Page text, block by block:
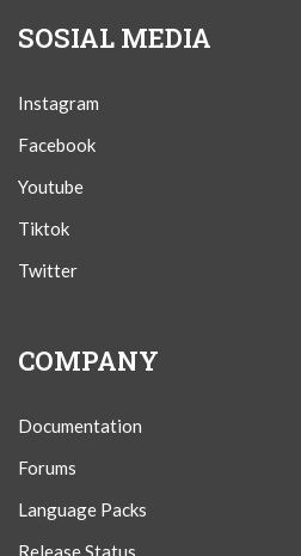
SOSIAL MEDIA
Instagram
Facebook
Youtube
Tiktok
Twitter
COMPANY
Documentation
Forums
Language Packs
Release Status